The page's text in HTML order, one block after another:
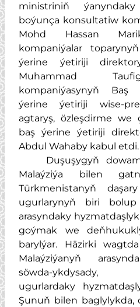
ministriniň
boýunça konsultatiw
Mohd Hassan
kompaniýalar
ýerine ýetiriji
Muhammad
kompaniýasynyň Baş
ýerine ýetiriji wise-
agtaryş, özleşdirme we
baş ýerine ýetiriji
Abdul Wahaby kabul etdi.
Duşuşygyň
Malaýziýa bilen
Türkmenistanyň
ugurlarynyň biri
arasyndaky
goýmak we
barylýar. Häzirki
Malaýziýanyň
söwda-ykdysady,
ugurlardaky
Şunuň bilen baglylykda,